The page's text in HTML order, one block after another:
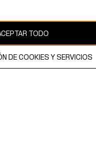
por copyright y es
TODO
DE COOKIES Y SERVICIOS